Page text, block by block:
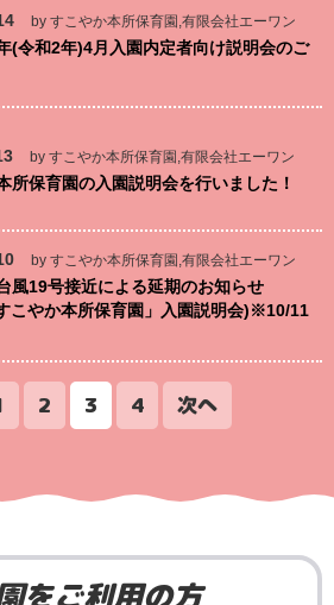
by すこやか本所保育園,有限会社エーワン
(令和2年)4月入園内定者向け説明会のご
by すこやか本所保育園,有限会社エーワン
所保育園の入園説明会を行いました！
by すこやか本所保育園,有限会社エーワン
風19号接近による延期のお知らせ
こやか本所保育園」入園説明会)※10/11
2 3 4 次へ
をご利用の方